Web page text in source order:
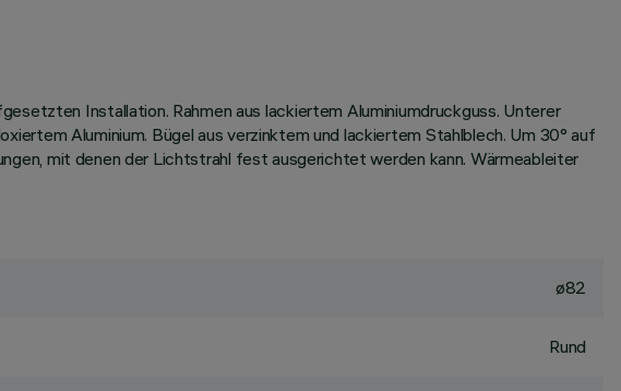
Installation. Rahmen aus lackiertem Aluminiumdruckguss. Unterer
Aluminium. Bügel aus verzinktem und lackiertem Stahlblech. Um 30° auf
mit denen der Lichtstrahl fest ausgerichtet werden kann. Wärmeableiter
ø82
Rund